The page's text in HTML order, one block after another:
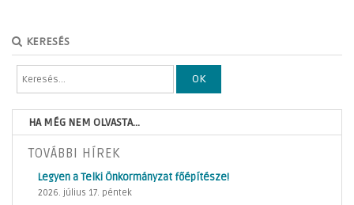
KERESÉS
OK
HA MÉG NEM OLVASTA...
TOVÁBBI HÍREK
Legyen a Telki Önkormányzat főépítésze!
2026. július 17. péntek